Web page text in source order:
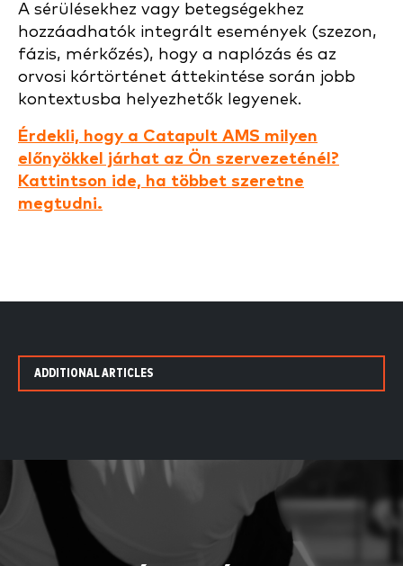
A sérülésekhez vagy betegségekhez
hozzáadhatók integrált események (szezon,
fázis, mérkőzés), hogy a naplózás és az
orvosi kórtörténet áttekintése során jobb
kontextusba helyezhetők legyenek.
Érdekli, hogy a Catapult AMS milyen
előnyökkel járhat az Ön szervezeténél?
Kattintson ide, ha többet szeretne
megtudni.
ADDITIONAL ARTICLES